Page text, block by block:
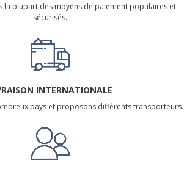
la plupart des moyens de paiement populaires et
sécurisés.
INTERNATIONALE
pays et proposons différents transporteurs.